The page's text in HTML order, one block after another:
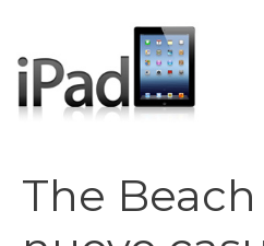
contenuto
The Beach